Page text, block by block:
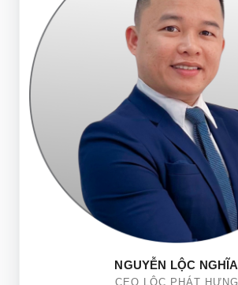
NGUYỄN LỘC NGHĨA
CEO LỘC PHÁT HƯNG